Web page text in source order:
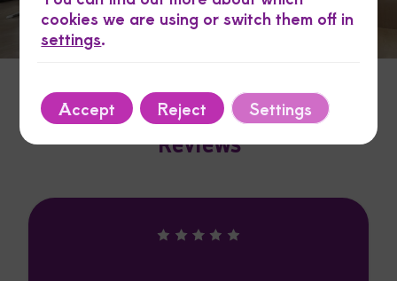
Reviews
cookies we are using or switch them off in
settings.
Accept Reject Settings